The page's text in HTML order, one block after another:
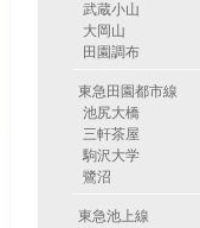
武蔵小山
大岡山
田園調布
東急田園都市線
池尻大橋
三軒茶屋
駒沢大学
鷺沼
東急池上線